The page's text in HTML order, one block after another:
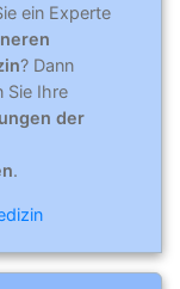
ein Experte
? Dann
Sie Ihre
der
.